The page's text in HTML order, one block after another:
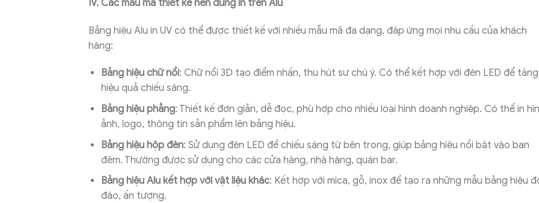
IV. Các mẫu mã thiết kế nên dùng in trên Alu
Bảng hiệu Alu in UV có thể được thiết kế với nhiều mẫu mã đa dạng, đáp ứng mọi nhu cầu của khách
hàng:
Bảng hiệu chữ nổi: Chữ nổi 3D tạo điểm nhấn, thu hút sự chú ý. Có thể kết hợp với đèn LED để tăng
hiệu quả chiếu sáng.
Bảng hiệu phẳng: Thiết kế đơn giản, dễ đọc, phù hợp cho nhiều loại hình doanh nghiệp. Có thể in
ảnh, logo, thông tin sản phẩm lên bảng hiệu.
Bảng hiệu hộp đèn: Sử dụng đèn LED để chiếu sáng từ bên trong, giúp bảng hiệu nổi bật vào ban
đêm. Thường được sử dụng cho các cửa hàng, nhà hàng, quán bar.
Bảng hiệu Alu kết hợp với vật liệu khác: Kết hợp với mica, gỗ, inox để tạo ra những mẫu bảng hiệu
đáo, ấn tượng.